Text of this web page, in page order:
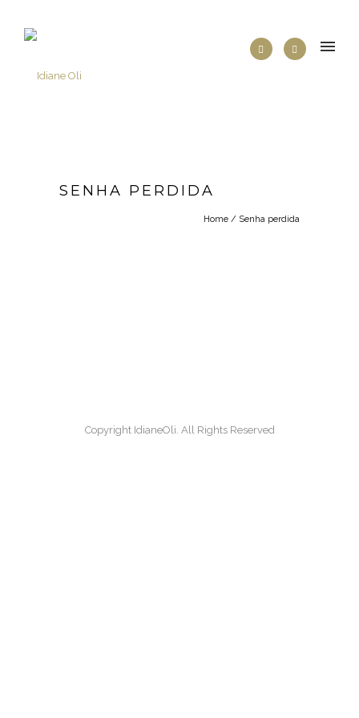
SENHA PERDIDA
Home / Senha perdida
Copyright IdianeOli. All Rights Reserved